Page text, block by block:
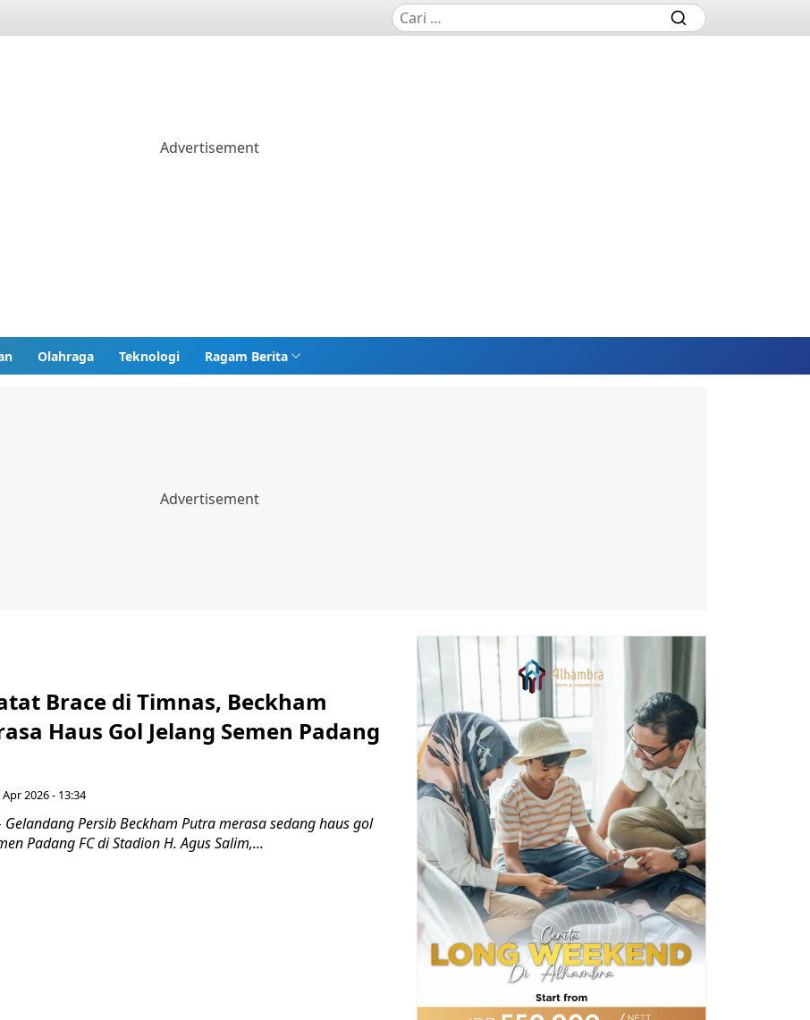
Olahraga Teknologi Ragam Berita
Brace di Timnas, Beckham
Haus Gol Jelang Semen Padang
2026 - 13:34
Gelandang Persib Beckham Putra merasa sedang haus gol
Padang FC di Stadion H. Agus Salim,...